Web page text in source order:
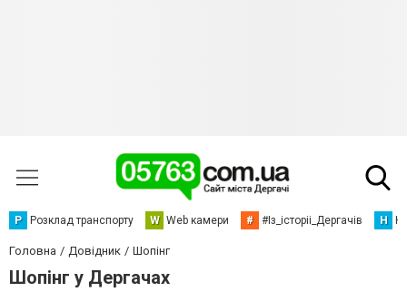
Р Розклад транспорту W Web камери # #Із_історіі_Дергачів Н
Головна Довідник Шопінг
Шопінг у Дергачах